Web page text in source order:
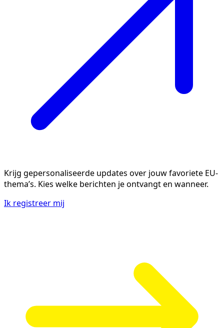
Krijg gepersonaliseerde updates over jouw favoriete EU-
thema’s. Kies welke berichten je ontvangt en wanneer.
Ik registreer mij